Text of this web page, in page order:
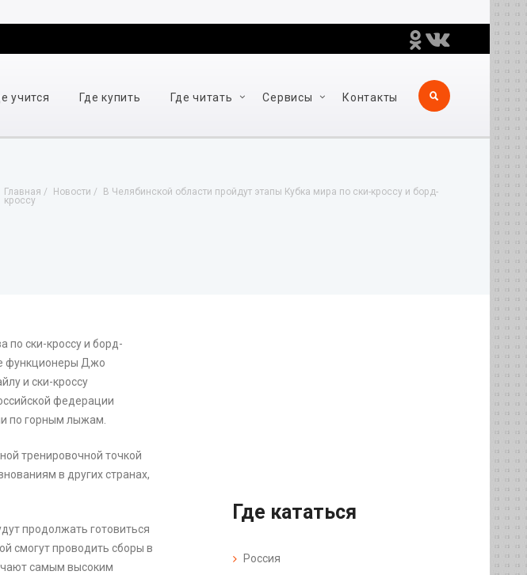
учится Где купить Где читать Сервисы Контакты
Главная Новости В Челябинской области пройдут этапы Кубка мира по ски-кроссу и борд-
кроссу
по ски-кроссу и борд-
функционеры Джо
и ски-кроссу
федерации
по горным лыжам.
тренировочной точкой
в других странах,
продолжать готовиться
смогут проводить сборы в
самым высоким
Где кататься
Россия